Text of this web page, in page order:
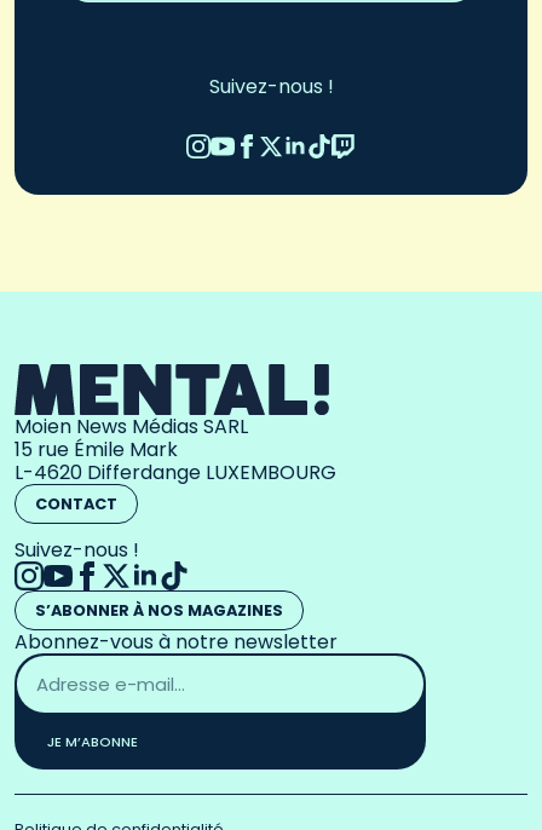
Suivez-nous !
Moien News Médias SARL
15 rue Émile Mark
L-4620 Differdange LUXEMBOURG
CONTACT
Suivez-nous !
S’ABONNER À NOS MAGAZINES
Abonnez-vous à notre newsletter
Adresse
email
*
JE M’ABONNE